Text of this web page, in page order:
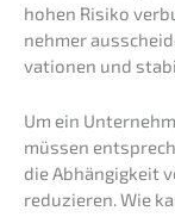
hohen Risiko
neh­mer
va­tio­nen und
Um ein
müssen
die Abhän­gig­keit
reduzie­ren. Wie